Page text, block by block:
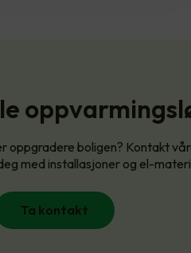
oppgradere boligen? Kontakt
med installasjoner og el-
Ta kontakt